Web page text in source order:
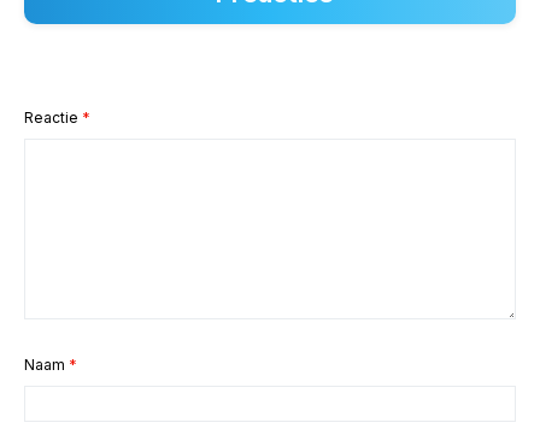
Reactie *
Naam *